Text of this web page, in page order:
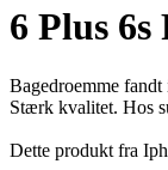
6 Plus
Bagedroemme
Stærk kvalitet. Hos
Dette produkt fra